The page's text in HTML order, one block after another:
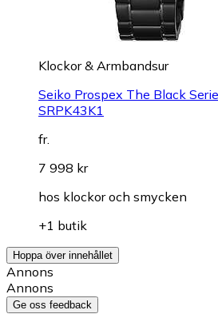
Klockor & Armbandsur
Seiko Prospex The Black
SRPK43K1
fr.
7 998 kr
hos klockor och smycken
+1 butik
Hoppa över innehållet
Annons
Annons
Ge oss feedback